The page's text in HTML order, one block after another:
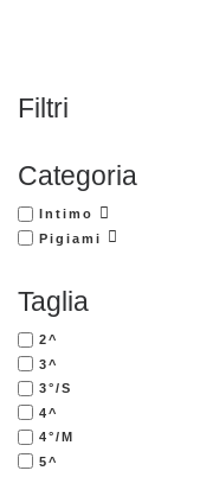
Filtri
Categoria
Intimo
Pigiami
Taglia
2^
3^
3°/S
4^
4°/M
5^